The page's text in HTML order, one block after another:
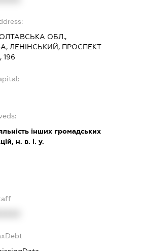
ОБЛ.,
ЛЕНІНСЬКИЙ, ПРОСПЕКТ
196
інших громадських
н. в. і. у.